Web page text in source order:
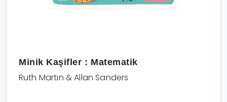
Minik Kaşifler : Matematik
Ruth Martın & Allan Sanders